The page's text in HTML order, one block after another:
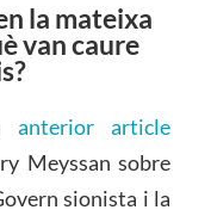
la mateixa
van caure
anterior article
Meyssan sobre
sionista i la